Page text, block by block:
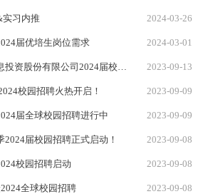
实习内推 2024-03-26
届优培生岗位需求 2024-03-01
2023-09-13
校园招聘火热开启！ 2023-09-09
届全球校园招聘进行中 2023-09-09
届校园招聘正式启动！ 2023-09-08
校园招聘启动 2023-09-08
全球校园招聘 2023-09-08